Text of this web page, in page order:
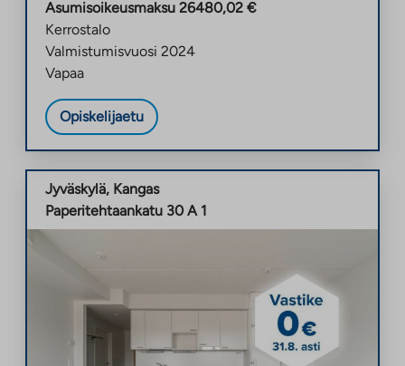
Asumisoikeusmaksu 26480,02 €
Kerrostalo
Valmistumisvuosi 2024
Vapaa
Opiskelijaetu
Jyväskylä, Kangas
Paperitehtaankatu 30 A 1